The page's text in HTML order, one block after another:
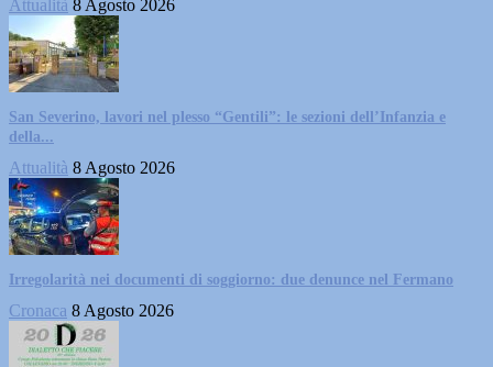
Attualità 8 Agosto 2026
San Severino, lavori nel plesso “Gentili”: le sezioni dell’Infanzia e
della...
Attualità 8 Agosto 2026
Irregolarità nei documenti di soggiorno: due denunce nel Fermano
Cronaca 8 Agosto 2026